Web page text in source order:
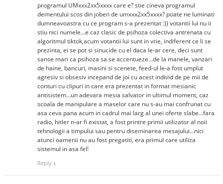
programul UMxxx2xx5xxxx care e? stie cineva programul
dementului scos din joben de umxxx2xx5xxxx? poate ne luminati
dumneavoastra cu ce program s-a prezentat :)) votantii lui nu ii
stiu nici numele…e caz clasic de psihoza colectiva antrenata cu
algoritmul tiktok,acum votantii lui sunt in vrie, indiferent ce li se
prezinta, ei se pot si sinucide cu el daca le-ar cere, deci sunt
sanse mari ca psihoza sa se accentueze…de la manele, vanzari
de haine, bancuri, masini si scenete, feed-ul le-a fost umplut
agresiv si obsesiv incepand de joi cu acest individ de pe mii de
conturi cu clipuri in care era prezentat in format mesianic
antisistem…un adevara mesia salvator in ultimul moment, caz
scoala de manipulare a maselor care nu s-au mai confrunat cu
asa ceva pana acum in cadrul mai larg al unei oferte slabe…fara
radio, hitler n-ar fi existat, a fost printre primii utilizator al noii
tehnologii a timpului sau pentru diseminarea mesajului…nici
atunci oamenii nu au fost pregatiti, era primul care utiliza
sistemul in asa fel!
Reply ↓